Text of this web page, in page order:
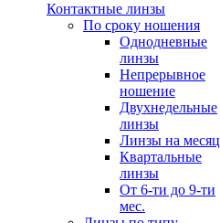
Контактные линзы
По сроку ношения
Однодневные
линзы
Непрерывное
ношение
Двухнедельные
линзы
Линзы на месяц
Квартальные
линзы
От 6-ти до 9-ти
мес.